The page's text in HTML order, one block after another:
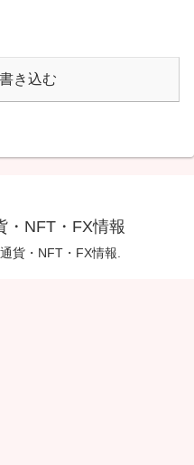
き込む
・NFT・FX情報
貨・NFT・FX情報.